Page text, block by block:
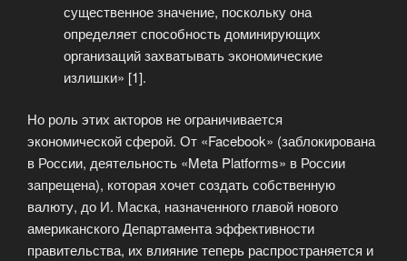
существенное значение, поскольку она
определяет способность доминирующих
организаций захватывать экономические
излишки» [1].
Но роль этих акторов не ограничивается
экономической сферой. От «Facebook» (заблокирована
в России, деятельность «Meta Platforms» в России
запрещена), которая хочет создать собственную
валюту, до И. Маска, назначенного главой нового
американского Департамента эффективности
правительства, их влияние теперь распространяется и